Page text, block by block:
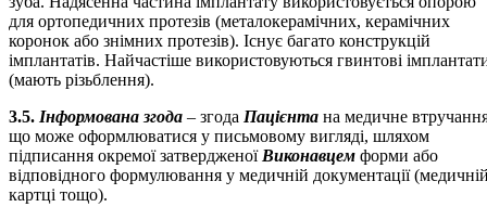
для ортопедичних протезів (металокерамічних, керамічних
коронок або знімних протезів). Існує багато конструкцій
імплантатів. Найчастіше використовуються гвинтові
(мають різьблення).
3.5. Інформована згода – згода Пацієнта на медичне
що може оформлюватися у письмовому вигляді, шляхом
підписання окремої затвердженої Виконавцем форми або
відповідного формулювання у медичній документації
картці тощо).